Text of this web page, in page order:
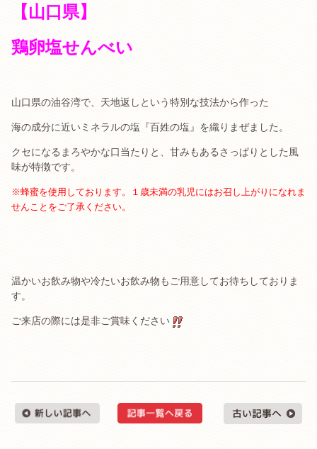
【山口県】
鶏卵塩せんべい
山口県の油谷湾で、天地返しという特別な技法から作った
海の成分に近いミネラルの塩『百姓の塩』を織りまぜました。
クセになるまろやかな口当たりと、甘みもあるさっぱりとした風
味が特徴です。
※蜂蜜を使用しております。
１歳未満の乳児にはお召し上がりになれま
せんことをご了承ください。
温かいお飲み物や冷たいお飲み物もご用意してお待ちしておりま
す。
ご来店の際には是非ご賞味ください